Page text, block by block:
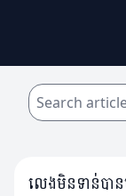
លេងមិនទាន់ប